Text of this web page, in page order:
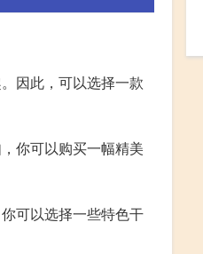
因此，可以选择一款
你可以购买一幅精美
可以选择一些特色干